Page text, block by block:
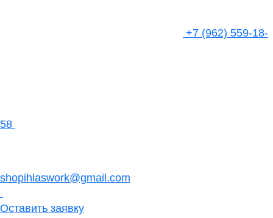
+7 (962) 559-18-
58
shopihlaswork@gmail.com
Оставить заявку